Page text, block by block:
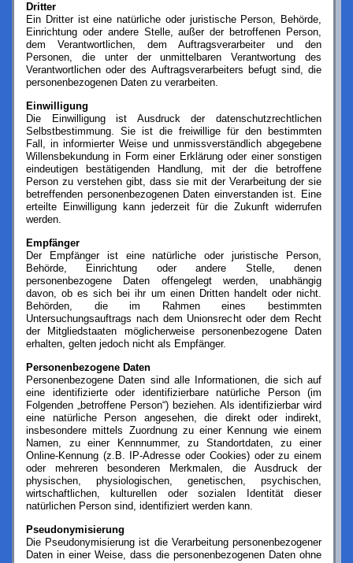
Dritter
Ein Dritter ist eine natürliche oder juristische Person, Behörde,
Einrichtung oder andere Stelle, außer der betroffenen Person,
dem Verantwortlichen, dem Auftragsverarbeiter und den
Personen, die unter der unmittelbaren Verantwortung des
Verantwortlichen oder des Auftragsverarbeiters befugt sind, die
personenbezogenen Daten zu verarbeiten.
Einwilligung
Die Einwilligung ist Ausdruck der datenschutzrechtlichen
Selbstbestimmung. Sie ist die freiwillige für den bestimmten
Fall, in informierter Weise und unmissverständlich abgegebene
Willensbekundung in Form einer Erklärung oder einer sonstigen
eindeutigen bestätigenden Handlung, mit der die betroffene
Person zu verstehen gibt, dass sie mit der Verarbeitung der sie
betreffenden personenbezogenen Daten einverstanden ist. Eine
erteilte Einwilligung kann jederzeit für die Zukunft widerrufen
werden.
Empfänger
Der Empfänger ist eine natürliche oder juristische Person,
Behörde, Einrichtung oder andere Stelle, denen
personenbezogene Daten offengelegt werden, unabhängig
davon, ob es sich bei ihr um einen Dritten handelt oder nicht.
Behörden, die im Rahmen eines bestimmten
Untersuchungsauftrags nach dem Unionsrecht oder dem Recht
der Mitgliedstaaten möglicherweise personenbezogene Daten
erhalten, gelten jedoch nicht als Empfänger.
Personenbezogene Daten
Personenbezogene Daten sind alle Informationen, die sich auf
eine identifizierte oder identifizierbare natürliche Person (im
Folgenden „betroffene Person“) beziehen. Als identifizierbar wird
eine natürliche Person angesehen, die direkt oder indirekt,
insbesondere mittels Zuordnung zu einer Kennung wie einem
Namen, zu einer Kennnummer, zu Standortdaten, zu einer
Online-Kennung (z.B. IP-Adresse oder Cookies) oder zu einem
oder mehreren besonderen Merkmalen, die Ausdruck der
physischen, physiologischen, genetischen, psychischen,
wirtschaftlichen, kulturellen oder sozialen Identität dieser
natürlichen Person sind, identifiziert werden kann.
Pseudonymisierung
Die Pseudonymisierung ist die Verarbeitung personenbezogener
Daten in einer Weise, dass die personenbezogenen Daten ohne